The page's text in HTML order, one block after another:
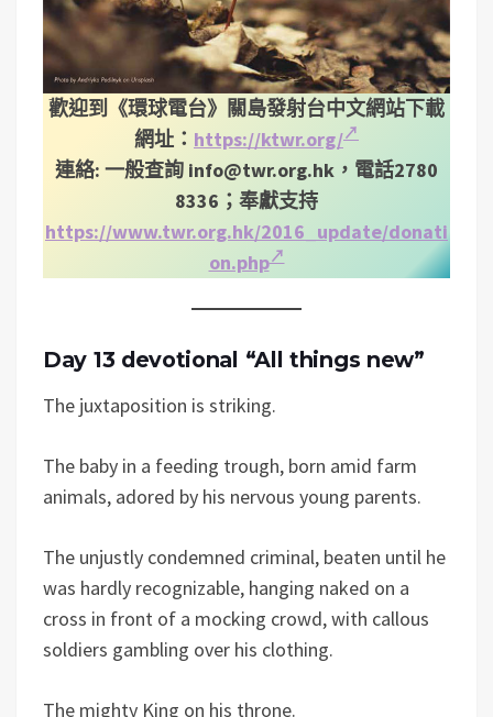
歡迎到《環球電台》關島發射台中文網站下載
網址： https://ktwr.org/
連絡: 一般查詢 info@twr.org.hk ，電話2780
8336；奉獻支持
https://www.twr.org.hk/2016_update/donati
on.php
Day 13 devotional “All things new”
The juxtaposition is striking.
The baby in a feeding trough, born amid farm
animals, adored by his nervous young parents.
The unjustly condemned criminal, beaten until he
was hardly recognizable, hanging naked on a
cross in front of a mocking crowd, with callous
soldiers gambling over his clothing.
The mighty King on his throne.